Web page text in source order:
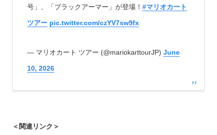
号」、「ブラックアーマー」が登場！ #マリオカート
ツアー pic.twitter.com/czYV7sw9fx
— マリオカート ツアー (@mariokarttourJP) June
10, 2026
＜関連リンク＞